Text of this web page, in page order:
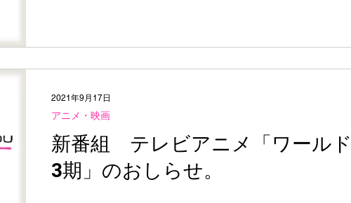
新番組 テレビアニメ「ワール
3期」のおしらせ。
アニメ・映画
2021年9月17日